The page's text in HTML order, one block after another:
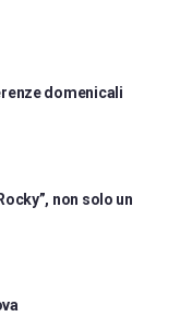
domenicali
non solo un